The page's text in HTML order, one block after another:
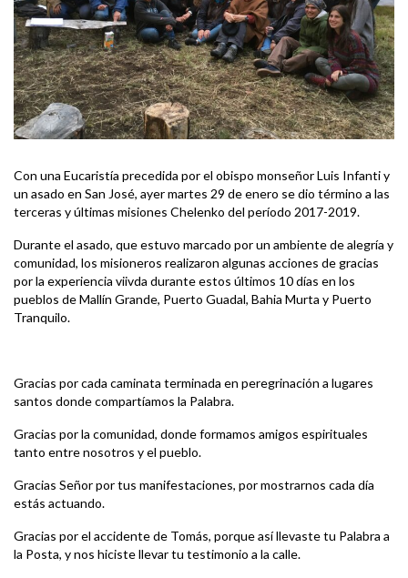
Con una Eucaristía precedida por el obispo monseñor Luis Infanti y
un asado en San José, ayer martes 29 de enero se dio término a las
terceras y últimas misiones Chelenko del período 2017-2019.
Durante el asado, que estuvo marcado por un ambiente de alegría y
comunidad, los misioneros realizaron algunas acciones de gracias
por la experiencia viivda durante estos últimos 10 días en los
pueblos de Mallín Grande, Puerto Guadal, Bahia Murta y Puerto
Tranquilo.
Gracias por cada caminata terminada en peregrinación a lugares
santos donde compartíamos la Palabra.
Gracias por la comunidad, donde formamos amigos espirituales
tanto entre nosotros y el pueblo.
Gracias Señor por tus manifestaciones, por mostrarnos cada día
estás actuando.
Gracias por el accidente de Tomás, porque así llevaste tu Palabra a
la Posta, y nos hiciste llevar tu testimonio a la calle.